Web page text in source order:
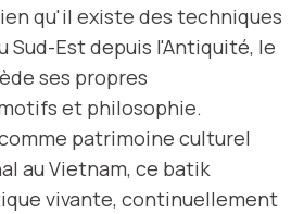
qu'il existe des techniques
Sud-Est depuis l'Antiquité, le
ses propres
et philosophie.
patrimoine culturel
au Vietnam, ce batik
vivante, continuellement